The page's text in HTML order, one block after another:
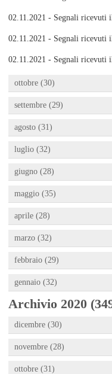
02.11.2021 - Segnali ricevuti
02.11.2021 - Segnali ricevuti
02.11.2021 - Segnali ricevuti
ottobre (30)
settembre (29)
agosto (31)
luglio (32)
giugno (28)
maggio (35)
aprile (28)
marzo (32)
febbraio (29)
gennaio (32)
Archivio 2020
dicembre (30)
novembre (28)
ottobre (31)